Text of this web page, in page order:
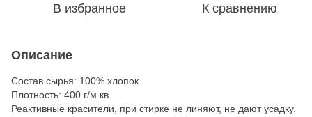
В избранное К сравнению
Описание
Состав сырья: 100% хлопок
Плотность: 400 г/м кв
Реактивные красители, при стирке не линяют, не дают усадку.